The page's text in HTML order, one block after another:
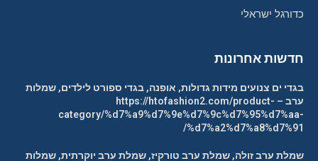
כדורגל ישראלי
חדשות אחרונות
בגדי ים צנועים מידות גדולות, אופנה, בגדי ספורט לילדים, שמלות
ערב – https://htofashion2.com/product-
category/%d7%a9%d7%9e%d7%9c%d7%95%d7%aa-
%d7%a2%d7%a8%d7%91/
שמלת ערב זולה, שמלת ערב טורקיז, שמלת ערב יוקרתית, שמלות